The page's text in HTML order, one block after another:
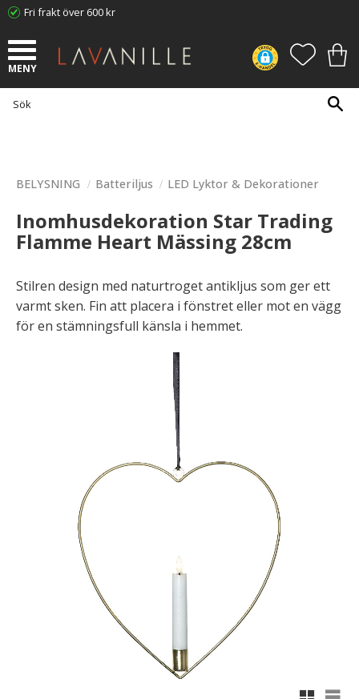
Fri frakt över 600 kr
BELYSNING Batteriljus LED Lyktor & Dekorationer
Inomhusdekoration Star Trading
Flamme Heart Mässing 28cm
Stilren design med naturtroget antikljus som ger ett
varmt sken. Fin att placera i fönstret eller mot en vägg
för en stämningsfull känsla i hemmet.